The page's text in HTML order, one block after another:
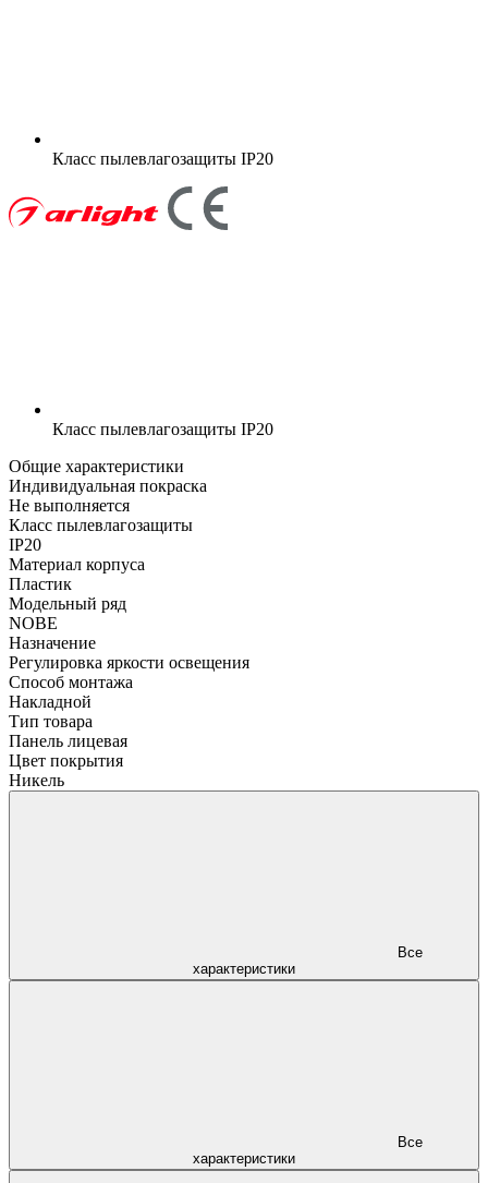
Класс пылевлагозащиты IP20
Класс пылевлагозащиты IP20
Общие характеристики
Индивидуальная покраска
Не выполняется
Класс пылевлагозащиты
IP20
Материал корпуса
Пластик
Модельный ряд
NOBE
Назначение
Регулировка яркости освещения
Способ монтажа
Накладной
Тип товара
Панель лицевая
Цвет покрытия
Никель
характеристики
характеристики